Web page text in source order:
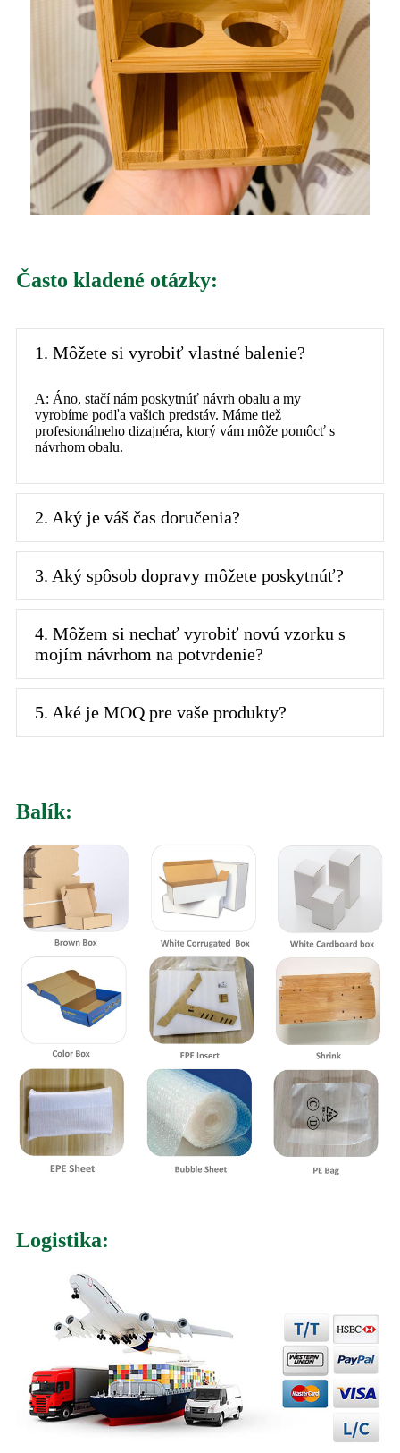
Často kladené otázky:
1. Môžete si vyrobiť vlastné balenie?
A: Áno, stačí nám poskytnúť návrh obalu a my
vyrobíme podľa vašich predstáv. Máme tiež
profesionálneho dizajnéra, ktorý vám môže pomôcť s
návrhom obalu.
2. Aký je váš čas doručenia?
3. Aký spôsob dopravy môžete poskytnúť?
4. Môžem si nechať vyrobiť novú vzorku s
mojím návrhom na potvrdenie?
5. Aké je MOQ pre vaše produkty?
Balík:
Logistika: